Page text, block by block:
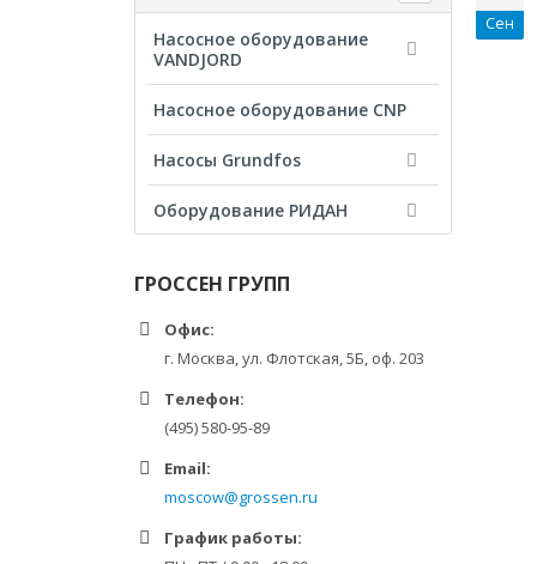
Сен
Насосное оборудование
VANDJORD
Насосное оборудование CNP
Насосы Grundfos
Оборудование РИДАН
ГРОССЕН ГРУПП
Офис:
г. Москва, ул. Флотская, 5Б, оф. 203
Телефон:
(495) 580-95-89
Email:
moscow@grossen.ru
График работы: